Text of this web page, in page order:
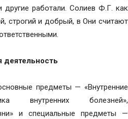
работали. Солиев Ф.Г. как
строгий и добрый, в Они считают
деятельность
предметы — «Внутренние
внутренних болезней»,
и специальные предметы —